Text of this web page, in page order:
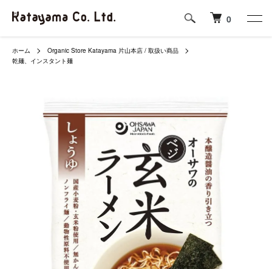
0
ホーム
Organic Store Katayama 片山本店 / 取扱い商品
乾麺、インスタント麺